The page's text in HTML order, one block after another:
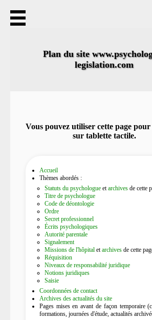
Déontologie
Ordre
Saisie
Plan du site
Plan du site
legislation.com
Vous pouvez utiliser cette page
sur tablette tactile.
Accueil
Thèmes abordés :
Statuts du psychologueetarchivesde cette
Titre de psychologue
Code de déontologie
Ordre
Secret professionnel
Écrits psychologiques
Autorité parentale
Signalement
Missions de l'hôpitaletarchivesde cette
Réquisition
Niveaux de responsabilité juridique
Notions juridiques
Saisie
Coordonnées de contact
Archives des actualités du site
Pages mises en avant de façon temporaire
formations, journées d'étude, actualités